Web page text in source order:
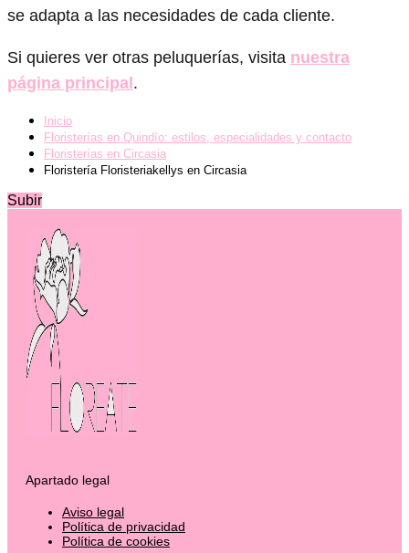
se adapta a las necesidades de cada cliente.
Si quieres ver otras peluquerías, visita nuestra
página principal.
Inicio
Floristerías en Quindío: estilos, especialidades y contacto
Floristerías en Circasia
Floristería Floristeriakellys en Circasia
Subir
Apartado legal
Aviso legal
Política de privacidad
Política de cookies